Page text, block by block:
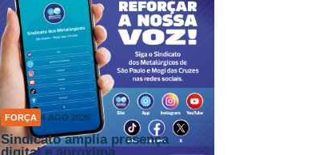
FORÇA 4 AGO 2026
Sindicato amplia presença
digital e aproxima